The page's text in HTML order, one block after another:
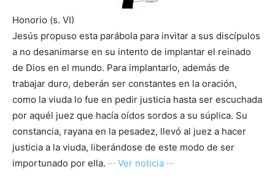
Honorio (s. VI)
Jesús propuso esta parábola para invitar a sus discípulos
a no desanimarse en su intento de implantar el reinado
de Dios en el mundo. Para implantarlo, además de
trabajar duro, deberán ser constantes en la oración,
como la viuda lo fue en pedir justicia hasta ser escuchada
por aquél juez que hacía oídos sordos a su súplica. Su
constancia, rayana en la pesadez, llevó al juez a hacer
justicia a la viuda, liberándose de este modo de ser
importunado por ella. ··· Ver noticia ···